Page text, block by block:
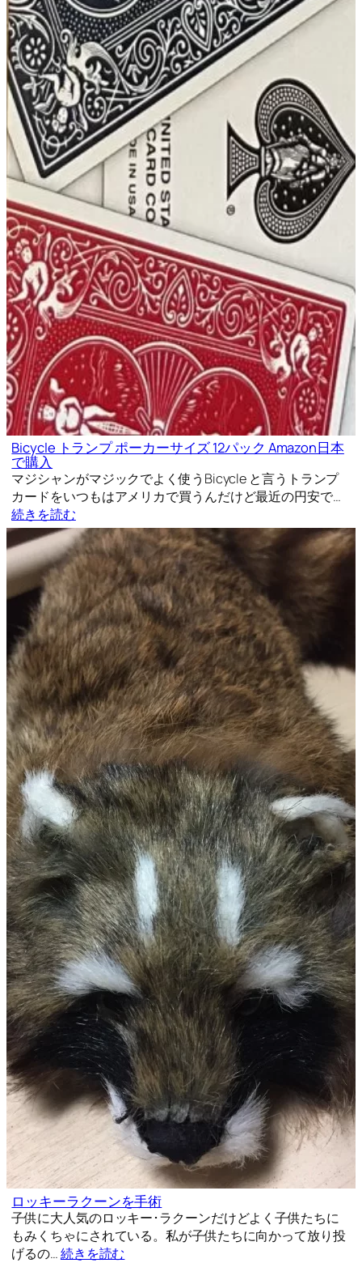
Bicycle トランプ ポーカーサイズ 12パック Amazon日本
で購入
マジシャンがマジックでよく使うBicycle と言うトランプ
カードをいつもはアメリカで買うんだけど最近の円安で…
続きを読む
ロッキーラクーンを手術
子供に大人気のロッキー･ラクーンだけどよく子供たちに
もみくちゃにされている。私が子供たちに向かって放り投
げるの…続きを読む